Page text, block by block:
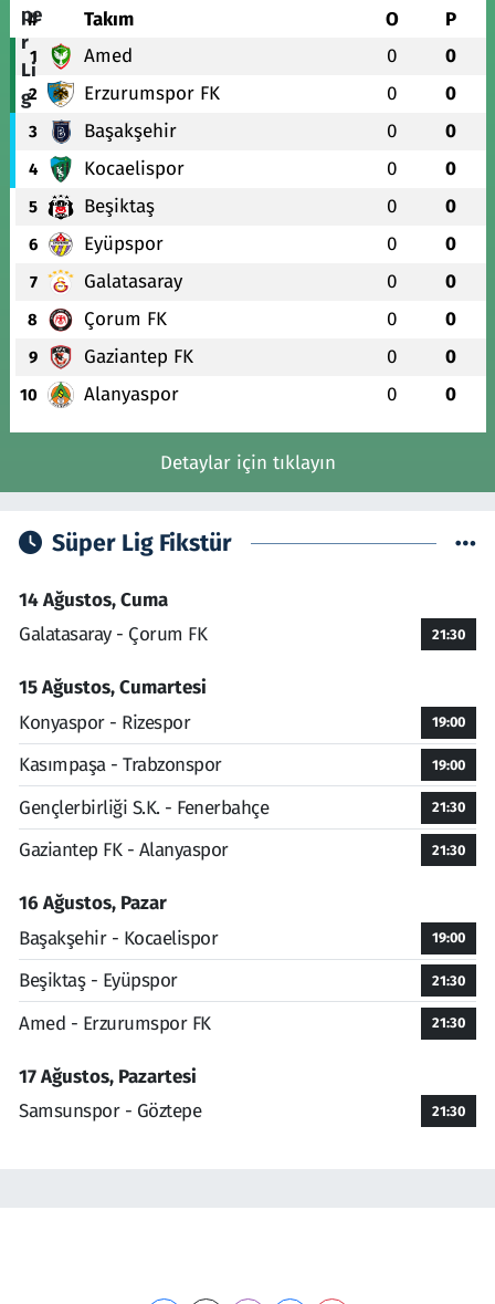
# Takım O P
1 Amed 0 0
2 Erzurumspor FK 0 0
3 Başakşehir 0 0
4 Kocaelispor 0 0
5 Beşiktaş 0 0
6 Eyüpspor 0 0
7 Galatasaray 0 0
8 Çorum FK 0 0
9 Gaziantep FK 0 0
10 Alanyaspor 0 0
Detaylar için tıklayın
Süper Lig Fikstür
14 Ağustos, Cuma
Galatasaray - Çorum FK
21:30
15 Ağustos, Cumartesi
Konyaspor - Rizespor
19:00
Kasımpaşa - Trabzonspor 19:00
Gençlerbirliği S.K. - Fenerbahçe 21:30
Gaziantep FK - Alanyaspor 21:30
16 Ağustos, Pazar
Başakşehir - Kocaelispor
19:00
Beşiktaş - Eyüpspor 21:30
Amed - Erzurumspor FK 21:30
17 Ağustos, Pazartesi
Samsunspor - Göztepe
21:30